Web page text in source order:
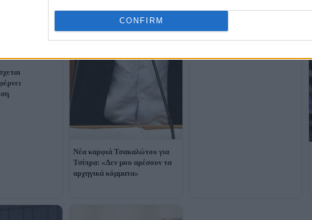
CONFIRM
Νέα καρφιά Τσακαλώτου για
Τσίπρα: «Δεν μου αρέσουν τα
αρχηγικά κόμματα»